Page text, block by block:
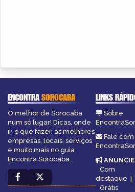
ENCONTRASOROCABA
O melhor de Sorocaba
num só lugar! Dicas, onde
ir, o que fazer, as melhores
empresas, locais, serviços
e muito mais no guia
Encontra Sorocaba.
LINKS
Sobre
Fale com
ANUNCIE:
Com
destaque |
Grátis